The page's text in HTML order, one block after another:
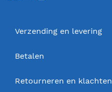
Verzending en levering
Betalen
Retourneren en klachten